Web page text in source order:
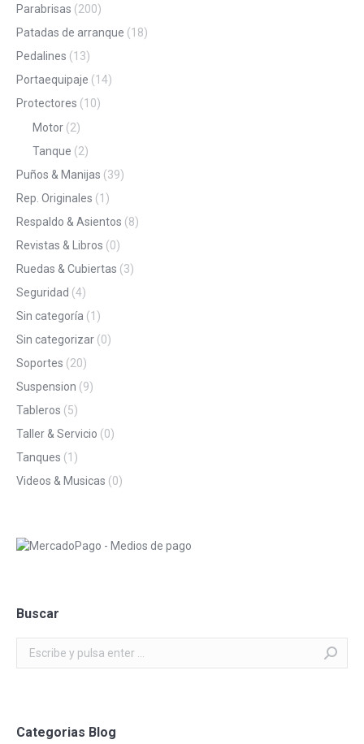
Parabrisas (200)
Patadas de arranque (18)
Pedalines (13)
Portaequipaje (14)
Protectores (10)
Motor (2)
Tanque (2)
Puños & Manijas (39)
Rep. Originales (1)
Respaldo & Asientos (8)
Revistas & Libros (0)
Ruedas & Cubiertas (3)
Seguridad (4)
Sin categoría (1)
Sin categorizar (0)
Soportes (20)
Suspension (9)
Tableros (5)
Taller & Servicio (0)
Tanques (1)
Videos & Musicas (0)
Buscar
Buscar:
Categorias Blog